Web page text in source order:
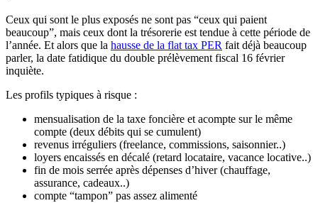
Ceux qui sont le plus exposés ne sont pas “ceux qui paient
beaucoup”, mais ceux dont la trésorerie est tendue à cette période de
l’année. Et alors que la hausse de la flat tax PER fait déjà beaucoup
parler, la date fatidique du double prélèvement fiscal 16 février
inquiète.
Les profils typiques à risque :
mensualisation de la taxe foncière et acompte sur le même
compte (deux débits qui se cumulent)
revenus irréguliers (freelance, commissions, saisonnier..)
loyers encaissés en décalé (retard locataire, vacance locative..)
fin de mois serrée après dépenses d’hiver (chauffage,
assurance, cadeaux..)
compte “tampon” pas assez alimenté